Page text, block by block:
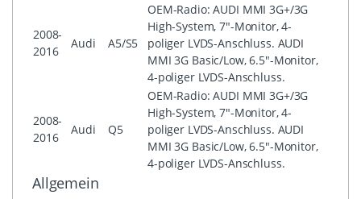
2008-
2016
Audi A5/S5
OEM-Radio: AUDI MMI 3G+/3G
High-System, 7"-Monitor, 4-
poliger LVDS-Anschluss. AUDI
MMI 3G Basic/Low, 6.5"-Monitor,
4-poliger LVDS-Anschluss.
2008-
2016
Audi Q5
OEM-Radio: AUDI MMI 3G+/3G
High-System, 7"-Monitor, 4-
poliger LVDS-Anschluss. AUDI
MMI 3G Basic/Low, 6.5"-Monitor,
4-poliger LVDS-Anschluss.
Allgemein